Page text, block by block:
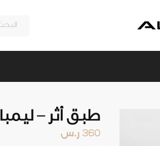
بحث
طبق أثر – ليمبا
360 ر.س